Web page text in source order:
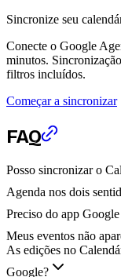
Sincronize seu
Conecte o Google
minutos.
filtros incluídos.
Começar a sincronizar
FAQ
Posso sincronizar o
Agenda nos dois
Preciso do app
Meus eventos não
As edições no
Google?